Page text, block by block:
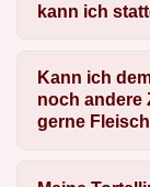
kann ich
Kann ich
noch andere
gerne